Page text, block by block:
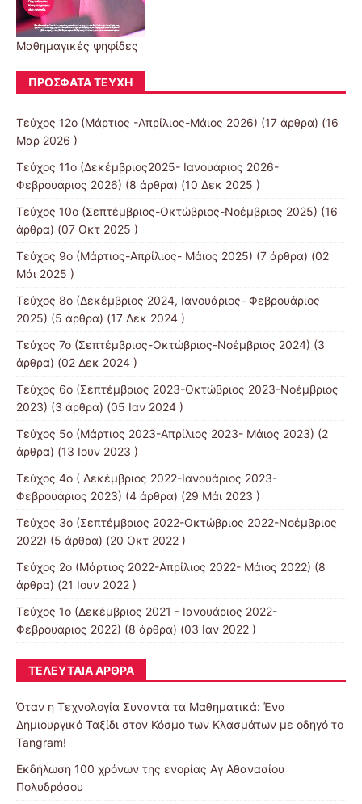
Μαθημαγικές ψηφίδες
ΠΡΌΣΦΑΤΑ ΤΕΎΧΗ
Τεύχος 12ο (Μάρτιος -Απρίλιος-Μάιος 2026) (17 άρθρα) (16
Μαρ 2026 )
Τεύχος 11ο (Δεκέμβριος2025- Ιανουάριος 2026-
Φεβρουάριος 2026) (8 άρθρα) (10 Δεκ 2025 )
Τεύχος 10ο (Σεπτέμβριος-Οκτώβριος-Νοέμβριος 2025) (16
άρθρα) (07 Οκτ 2025 )
Τεύχος 9ο (Μάρτιος-Απρίλιος- Μάιος 2025) (7 άρθρα) (02
Μάι 2025 )
Τεύχος 8ο (Δεκέμβριος 2024, Ιανουάριος- Φεβρουάριος
2025) (5 άρθρα) (17 Δεκ 2024 )
Τεύχος 7ο (Σεπτέμβριος-Οκτώβριος-Νοέμβριος 2024) (3
άρθρα) (02 Δεκ 2024 )
Τεύχος 6ο (Σεπτέμβριος 2023-Οκτώβριος 2023-Νοέμβριος
2023) (3 άρθρα) (05 Ιαν 2024 )
Τεύχος 5ο (Μάρτιος 2023-Απρίλιος 2023- Μάιος 2023) (2
άρθρα) (13 Ιουν 2023 )
Τεύχος 4ο ( Δεκέμβριος 2022-Ιανουάριος 2023-
Φεβρουάριος 2023) (4 άρθρα) (29 Μάι 2023 )
Τεύχος 3ο (Σεπτέμβριος 2022-Οκτώβριος 2022-Νοέμβριος
2022) (5 άρθρα) (20 Οκτ 2022 )
Τεύχος 2ο (Μάρτιος 2022-Απρίλιος 2022- Μάιος 2022) (8
άρθρα) (21 Ιουν 2022 )
Τεύχος 1ο (Δεκέμβριος 2021 - Ιανουάριος 2022-
Φεβρουάριος 2022) (8 άρθρα) (03 Ιαν 2022 )
ΤΕΛΕΥΤΑΊΑ ΆΡΘΡΑ
Όταν η Τεχνολογία Συναντά τα Μαθηματικά: Ένα
Δημιουργικό Ταξίδι στον Κόσμο των Κλασμάτων με οδηγό το
Tangram!
Εκδήλωση 100 χρόνων της ενορίας Αγ Αθανασίου
Πολυδρόσου